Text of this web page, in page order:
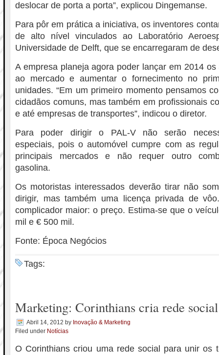
deslocar de porta a porta”, explicou Dingemanse.
Para pôr em prática a iniciativa, os inventores
de alto nível vinculados ao Laboratório
Universidade de Delft, que se encarregaram de
A empresa planeja agora poder lançar em 2014
ao mercado e aumentar o fornecimento no
unidades. “Em um primeiro momento pensamos
cidadãos comuns, mas também em profissionais
e até empresas de transportes”, indicou o diretor.
Para poder dirigir o PAL-V não serão
especiais, pois o automóvel cumpre com as
principais mercados e não requer outro
gasolina.
Os motoristas interessados deverão tirar não
dirigir, mas também uma licença privada de
complicador maior: o preço. Estima-se que o
mil e € 500 mil.
Fonte: Época Negócios
Tags:
Marketing: Corinthians cria rede
Abril 14, 2012 by Inovação & Marketing
Filed under Notícias
O Corinthians criou uma rede social para unir os